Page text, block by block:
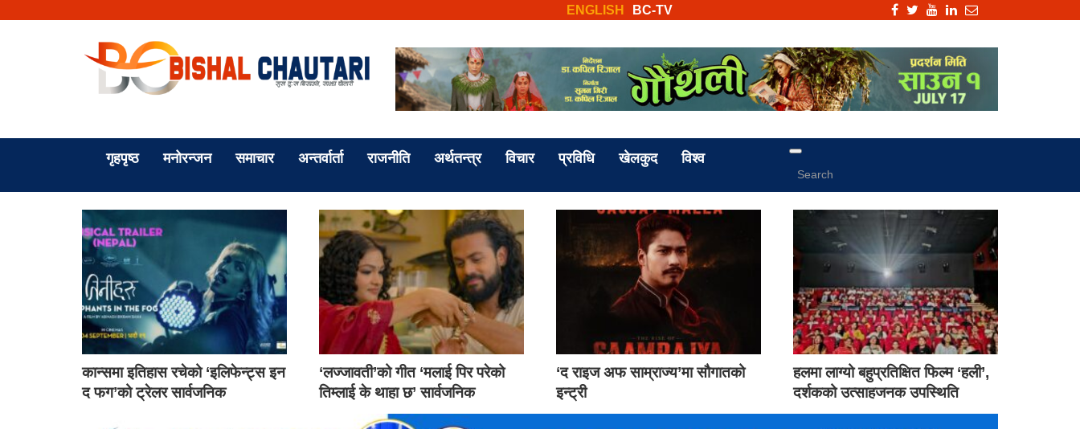
BC-TV
ENGLISH
गृहपृष्ठ मनोरन्जन समाचार अन्तर्वार्ता राजनीति अर्थतन्त्र विचार प्रविधि खेलकुद विश्व
कान्समा इतिहास रचेको ‘इलिफेन्ट्स इन
द फग’को ट्रेलर सार्वजनिक
‘लज्जावती’को गीत ‘मलाई पिर परेको
तिम्लाई के थाहा छ’ सार्वजनिक
‘द राइज अफ साम्राज्य’मा सौगातको
इन्ट्री
हलमा लाग्यो बहुप्रतिक्षित फिल्म ‘हली’,
दर्शकको उत्साहजनक उपस्थिति